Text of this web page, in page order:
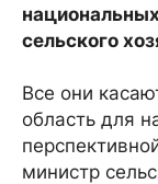
сельского
Все они
область для
министр